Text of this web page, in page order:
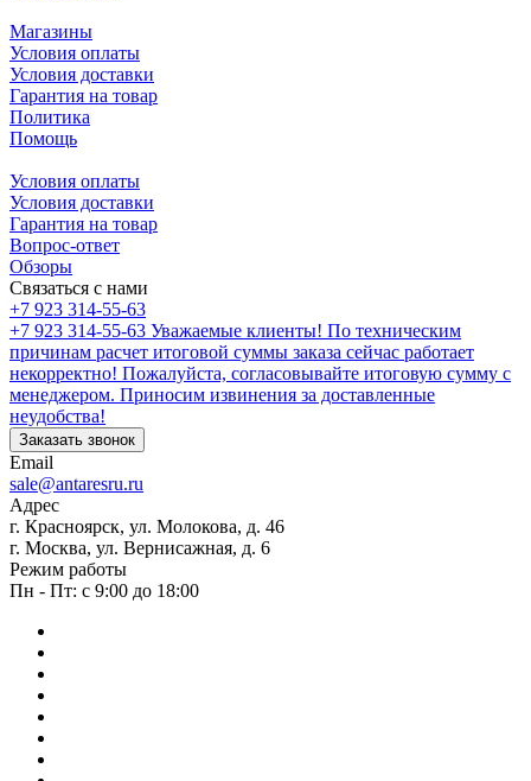
Магазины
Условия оплаты
Условия доставки
Гарантия на товар
Политика
Помощь
Условия оплаты
Условия доставки
Гарантия на товар
Вопрос-ответ
Обзоры
Связаться с нами
+7 923 314-55-63
+7 923 314-55-63 Уважаемые клиенты! По техническим
причинам расчет итоговой суммы заказа сейчас работает
некорректно! Пожалуйста, согласовывайте итоговую сумму с
менеджером. Приносим извинения за доставленные
неудобства!
Заказать звонок
Email
sale@antaresru.ru
Адрес
г. Красноярск, ул. Молокова, д. 46
г. Москва, ул. Вернисажная, д. 6
Режим работы
Пн - Пт: с 9:00 до 18:00